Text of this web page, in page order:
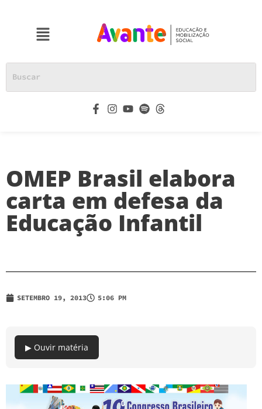
OMEP Brasil elabora
carta em defesa da
Educação Infantil
SETEMBRO 19, 2013 5:06 PM
▶ Ouvir matéria